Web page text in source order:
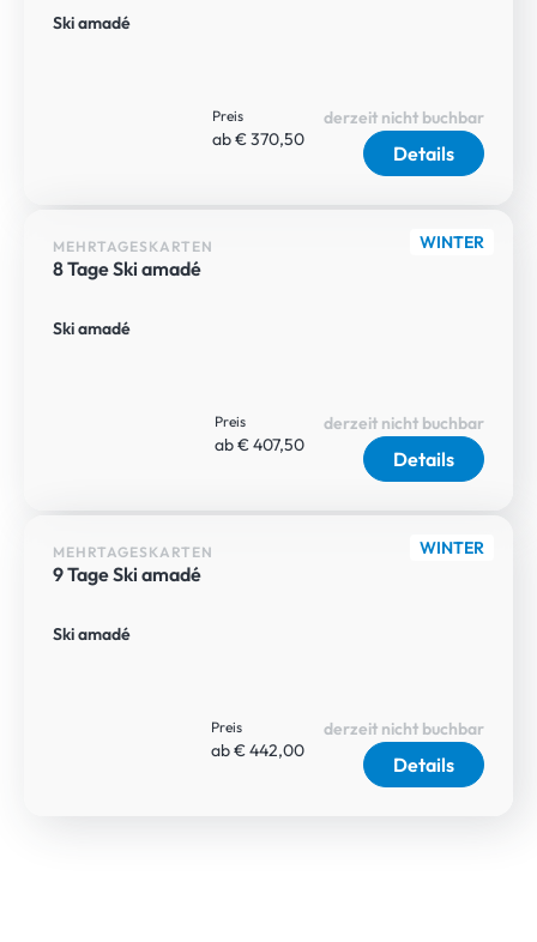
Ski amadé
Preis
ab € 370,50
Details
derzeit nicht buchbar
WINTER
MEHRTAGESKARTEN
8 Tage Ski amadé
Ski amadé
Preis
ab € 407,50
Details
derzeit nicht buchbar
WINTER
MEHRTAGESKARTEN
9 Tage Ski amadé
Ski amadé
Preis
ab € 442,00
Details
derzeit nicht buchbar